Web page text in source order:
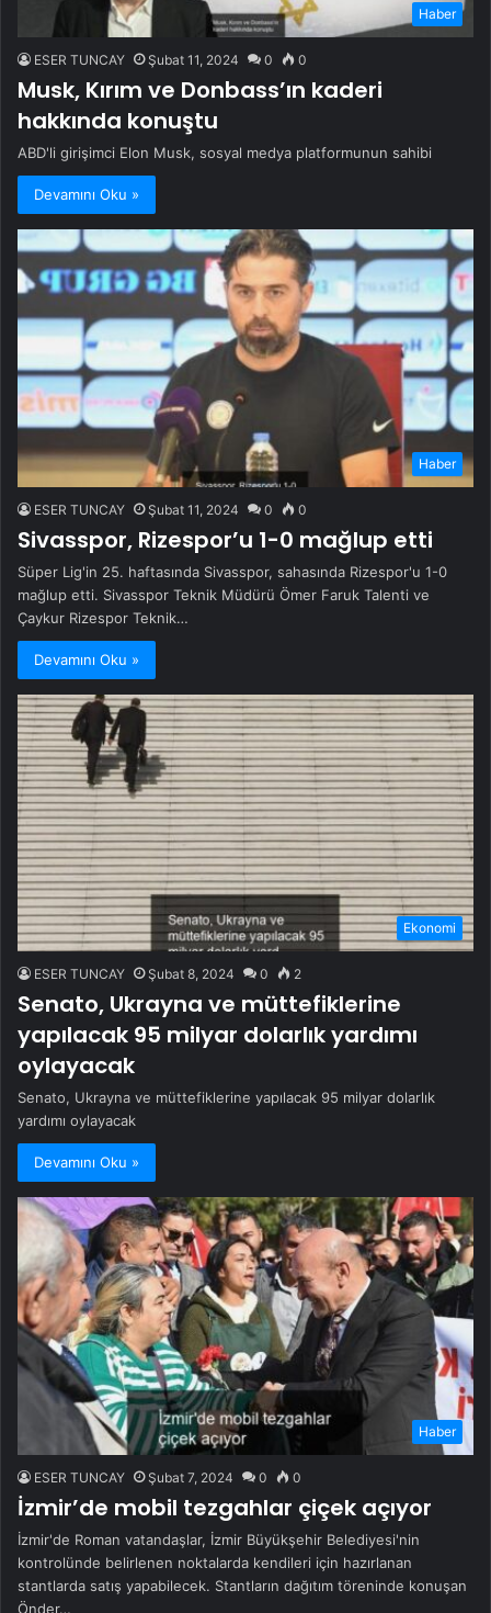
Haber
ESER TUNCAY Şubat 11, 2024 0 0
Musk, Kırım ve Donbass’ın kaderi
hakkında konuştu
ABD'li girişimci Elon Musk, sosyal medya platformunun sahibi
Devamını Oku »
Haber
ESER TUNCAY Şubat 11, 2024 0 0
Sivasspor, Rizespor’u 1-0 mağlup etti
Süper Lig'in 25. haftasında Sivasspor, sahasında Rizespor'u 1-0
mağlup etti. Sivasspor Teknik Müdürü Ömer Faruk Talenti ve
Çaykur Rizespor Teknik…
Devamını Oku »
Ekonomi
ESER TUNCAY Şubat 8, 2024 0 2
Senato, Ukrayna ve müttefiklerine
yapılacak 95 milyar dolarlık yardımı
oylayacak
Senato, Ukrayna ve müttefiklerine yapılacak 95 milyar dolarlık
yardımı oylayacak
Devamını Oku »
Haber
ESER TUNCAY Şubat 7, 2024 0 0
İzmir’de mobil tezgahlar çiçek açıyor
İzmir'de Roman vatandaşlar, İzmir Büyükşehir Belediyesi'nin
kontrolünde belirlenen noktalarda kendileri için hazırlanan
stantlarda satış yapabilecek. Stantların dağıtım töreninde konuşan
Önder…